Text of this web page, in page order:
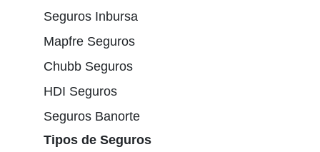
Seguros Inbursa
Mapfre Seguros
Chubb Seguros
HDI Seguros
Seguros Banorte
Tipos de Seguros